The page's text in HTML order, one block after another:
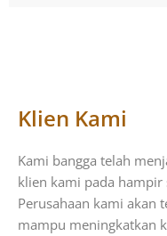
Klien Kami
Kami bangga telah
klien kami pada
Perusahaan kami akan
mampu meningkatkan